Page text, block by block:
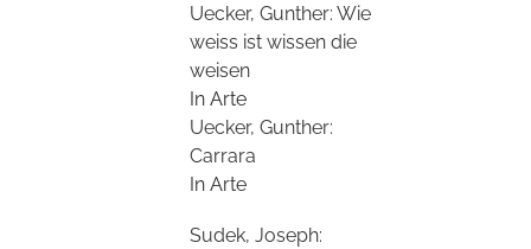
Uecker, Gunther: Wie
weiss ist wissen die
weisen
In Arte
Uecker, Gunther:
Carrara
In Arte
Sudek, Joseph: